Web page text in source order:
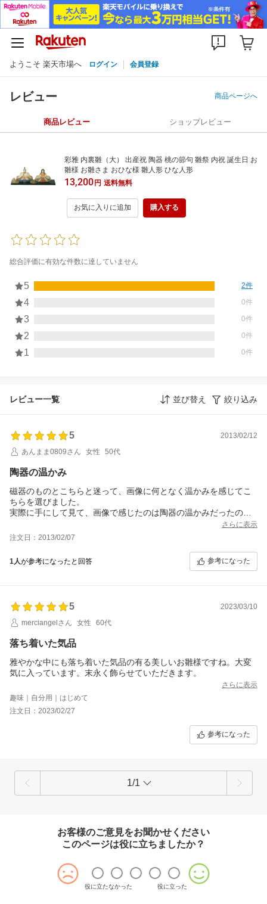
ようこそ 楽天市場へ ログイン 会員登録
レビュー 商品ページへ
商品レビュー ショップレビュー
彩雅 内裏雛（大） 出産祝 陶器 桃の節句 雛祭 内祝 誕生日 お
雛様 お雛さま おひな様 雛人形 ひな人形
13,200円 送料無料
お気に入りに追加 購入する
総合評価に有効な件数に達していません
5 2件
4 0件
3 0件
2 0件
1 0件
レビュー一覧 並び替え 絞り込み
5
2013/02/12
あんまま0809さん
女性 50代
陶器の温かみ
磁器のものとこちらと迷って、画像に何となく温かみを感じてこ
ちらを選びました。
実際に手にして見て、画像で感じたのは陶器の温かみだったのだ
お顔と手を除き釉薬がかかってい、彩色も落ち着いたとてもいい
台の大きさは36cm×15cmで、思ったより立派で存在感がありま
す。
さらに表示
注文日：2013/02/07
1人が参考になったと回答 参考になった
5
2023/03/10
merciangelさん
女性 60代
落ち着いた気品
雅やかな中にも落ち着いた気品の有る美しいお雛様ですね。大変
気に入っています。末永く飾らせていただきます。
さらに表示
趣味｜自分用｜はじめて
注文日：2023/02/27
参考になった
1/1
お客様のご意見をお聞かせください
このページは役に立ちましたか？
役に立たなかった 役に立った